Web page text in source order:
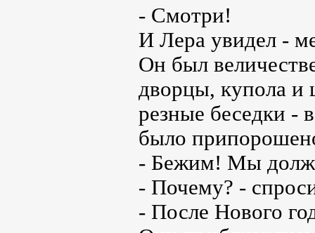
- Смотри!
И Лера увидел -
Он был
дворцы, купола
резные беседки -
было
- Бежим! Мы
- Почему? -
- После Нового